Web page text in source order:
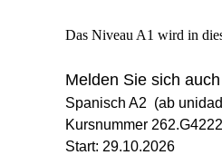
Das Niveau A1 wird in
Melden Sie sich
Spanisch A2 (ab
Kursnummer
Start: 29.10.2026